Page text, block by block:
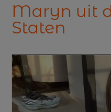
Maryn uit
Staten